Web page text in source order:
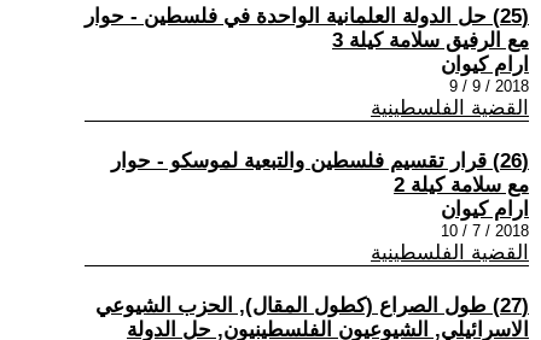
(25) حل الدولة العلمانية الواحدة في فلسطين - حوار
مع الرفيق سلامة كيلة 3
ارام كيوان
2018 / 9 / 9
القضية الفلسطينية
(26) قرار تقسيم فلسطين والتبعية لموسكو - حوار
مع سلامة كيلة 2
ارام كيوان
2018 / 7 / 10
القضية الفلسطينية
(27) طول الصراع (كطول المقال), الحزب الشيوعي
الاسرائيلي, الشيوعيون الفلسطينيون, حل الدولة